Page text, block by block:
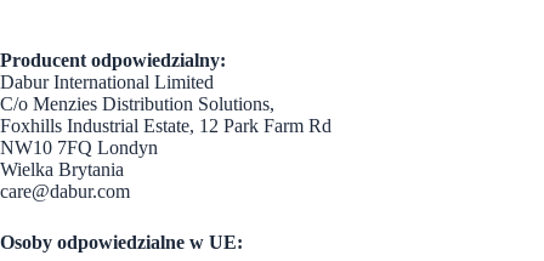
Producent odpowiedzialny:
Dabur International Limited
C/o Menzies Distribution Solutions,
Foxhills Industrial Estate, 12 Park Farm Rd
NW10 7FQ Londyn
Wielka Brytania
care@dabur.com
Osoby odpowiedzialne w UE: